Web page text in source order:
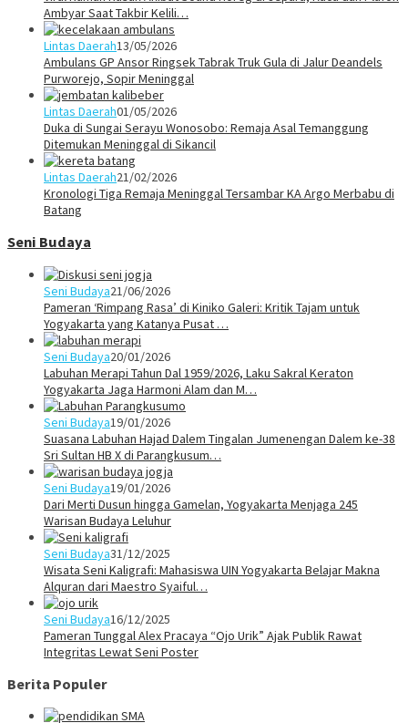
Ambyar Saat Takbir Kelili…
Lintas Daerah13/05/2026
Ambulans GP Ansor Ringsek Tabrak Truk Gula di Jalur Deandels
Purworejo, Sopir Meninggal
Lintas Daerah01/05/2026
Duka di Sungai Serayu Wonosobo: Remaja Asal Temanggung
Ditemukan Meninggal di Sikancil
Lintas Daerah21/02/2026
Kronologi Tiga Remaja Meninggal Tersambar KA Argo Merbabu di
Batang
Seni Budaya
Seni Budaya21/06/2026
Pameran ‘Rimpang Rasa’ di Kiniko Galeri: Kritik Tajam untuk
Yogyakarta yang Katanya Pusat …
Seni Budaya20/01/2026
Labuhan Merapi Tahun Dal 1959/2026, Laku Sakral Keraton
Yogyakarta Jaga Harmoni Alam dan M…
Seni Budaya19/01/2026
Suasana Labuhan Hajad Dalem Tingalan Jumenengan Dalem ke-38
Sri Sultan HB X di Parangkusum…
Seni Budaya19/01/2026
Dari Merti Dusun hingga Gamelan, Yogyakarta Menjaga 245
Warisan Budaya Leluhur
Seni Budaya31/12/2025
Wisata Seni Kaligrafi: Mahasiswa UIN Yogyakarta Belajar Makna
Alquran dari Maestro Syaiful…
Seni Budaya16/12/2025
Pameran Tunggal Alex Pracaya “Ojo Urik” Ajak Publik Rawat
Integritas Lewat Seni Poster
Berita Populer